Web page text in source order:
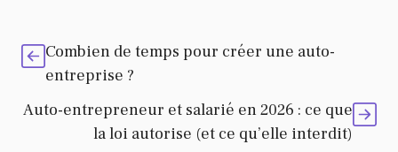
Combien de temps pour créer une auto-
entreprise ?
Auto-entrepreneur et salarié en 2026 : ce que
la loi autorise (et ce qu’elle interdit)